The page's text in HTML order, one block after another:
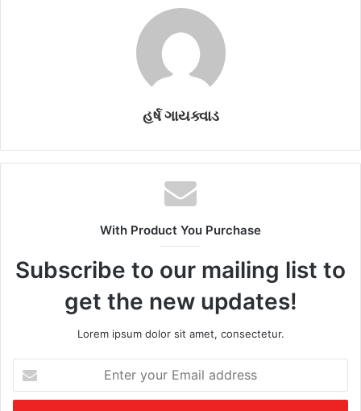
હર્ષ ગાયક્વાડ
With Product You Purchase
Subscribe to our mailing list to
get the new updates!
Lorem ipsum dolor sit amet, consectetur.
t